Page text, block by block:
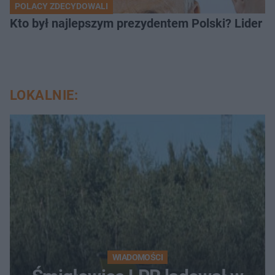
POLACY ZDECYDOWALI
Kto był najlepszym prezydentem Polski? Lider
LOKALNIE:
WIADOMOŚCI